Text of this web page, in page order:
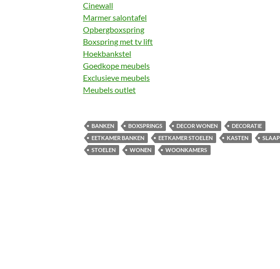
Cinewall
Marmer salontafel
Opbergboxspring
Boxspring met tv lift
Hoekbankstel
Goedkope meubels
Exclusieve meubels
Meubels outlet
BANKEN BOXSPRINGS DECOR WONEN
DECORATIE
EETKAMER BANKEN
EETKAMER STOELEN KASTEN
STOELEN
WONEN WOONKAMERS